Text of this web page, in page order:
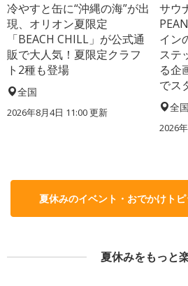
冷やすと缶に“沖縄の海”が出
現、オリオン夏限定
「BEACH CHILL」が公式通
販で大人気！夏限定クラフ
ト2種も登場
全国
2026年8月4日 11:00更新
サウ
イン
ステ
る企
でス
全国
2026
夏休みのイベント・おでかけト
夏休みをもっと